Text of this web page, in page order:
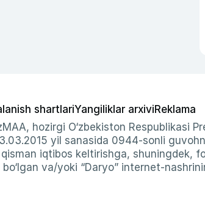
shartlariYangiliklar arxiviReklama
hozirgi O‘zbekiston Respublikasi
yil sanasida 0944-sonli
iqtibos keltirishga, shuningdek,
va/yoki “Daryo” internet-